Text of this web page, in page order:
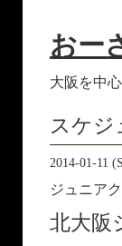
おー
大阪を中
スケジ
2014-01-11
ジュニア
北大阪